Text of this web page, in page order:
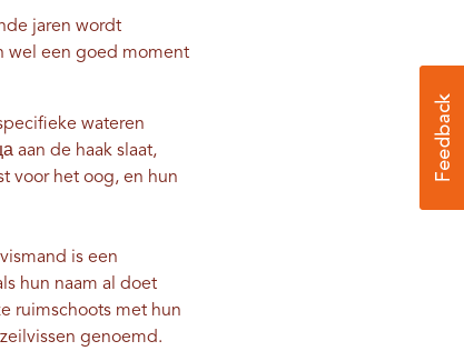
jaren wordt
wel een goed moment
wateren
aan de haak slaat,
voor het oog, en hun
is een
hun naam al doet
ruimschoots met hun
genoemd.